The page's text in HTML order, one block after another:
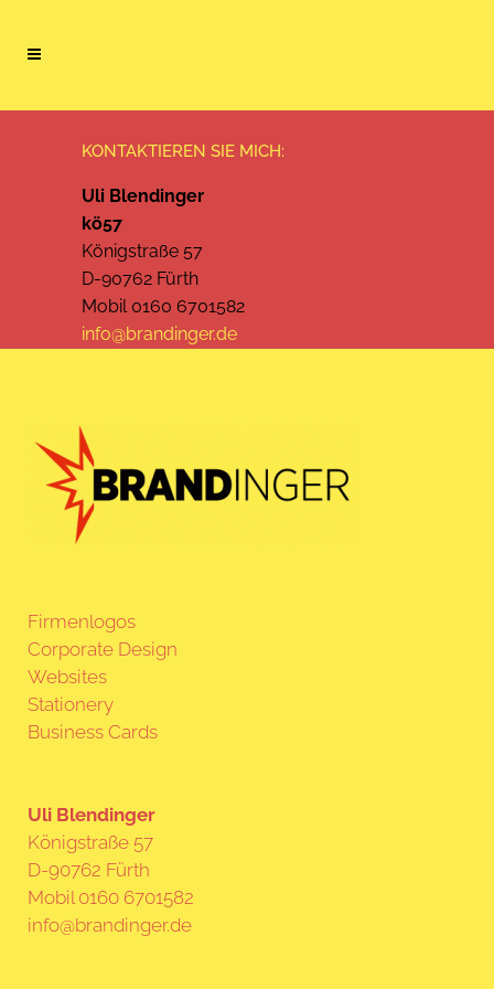
KONTAKTIEREN SIE MICH:
Uli Blendinger
kö57
Königstraße 57
D-90762 Fürth
Mobil 0160 6701582
info@brandinger.de
Firmenlogos
Corporate Design
Websites
Stationery
Business Cards
Uli Blendinger
Königstraße 57
D-90762 Fürth
Mobil 0160 6701582
info@brandinger.de